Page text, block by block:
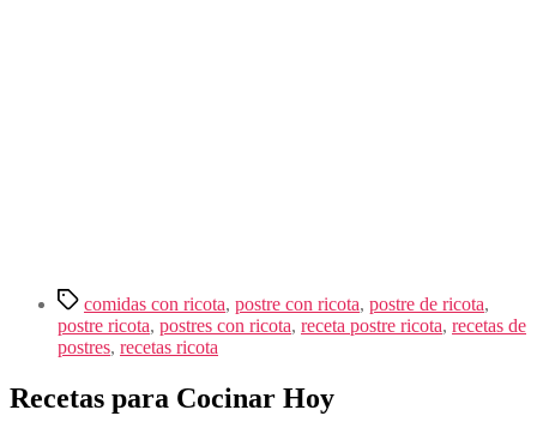
Etiquetas
comidas con ricota, postre con ricota, postre de ricota,
postre ricota, postres con ricota, receta postre ricota, recetas de
postres, recetas ricota
Recetas para Cocinar Hoy